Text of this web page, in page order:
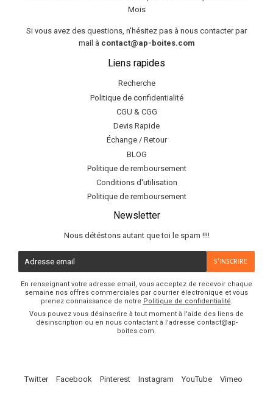
Mois
Si vous avez des questions, n'hésitez pas à nous contacter par
mail à contact@ap-boites.com
Liens rapides
Recherche
Politique de confidentialité
CGU & CGG
Devis Rapide
Échange / Retour
BLOG
Politique de remboursement
Conditions d'utilisation
Politique de remboursement
Newsletter
Nous détéstons autant que toi le spam !!!!
mail
S'INSCRIRE
En renseignant votre adresse email, vous acceptez de recevoir chaque
semaine nos offres commerciales par courrier électronique et vous
prenez connaissance de notre Politique de confidentialité.
Vous pouvez vous désinscrire à tout moment à l'aide des liens de
désinscription ou en nous contactant à l'adresse contact@ap-
boites.com.
Twitter Facebook Pinterest Instagram YouTube Vimeo